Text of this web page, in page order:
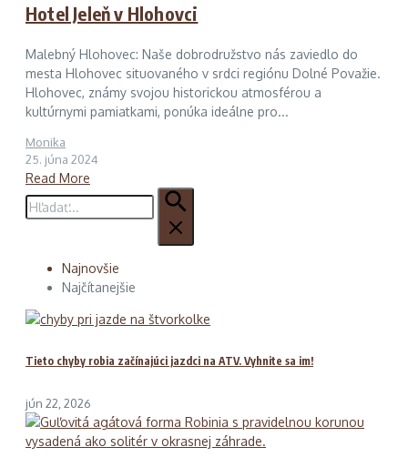
Hotel Jeleň v Hlohovci
Malebný Hlohovec: Naše dobrodružstvo nás zaviedlo do
mesta Hlohovec situovaného v srdci regiónu Dolné Považie.
Hlohovec, známy svojou historickou atmosférou a
kultúrnymi pamiatkami, ponúka ideálne pro...
Monika
25. júna 2024
Read More
Hľadať:
Najnovšie
Najčítanejšie
Tieto chyby robia začínajúci jazdci na ATV. Vyhnite sa im!
jún 22, 2026